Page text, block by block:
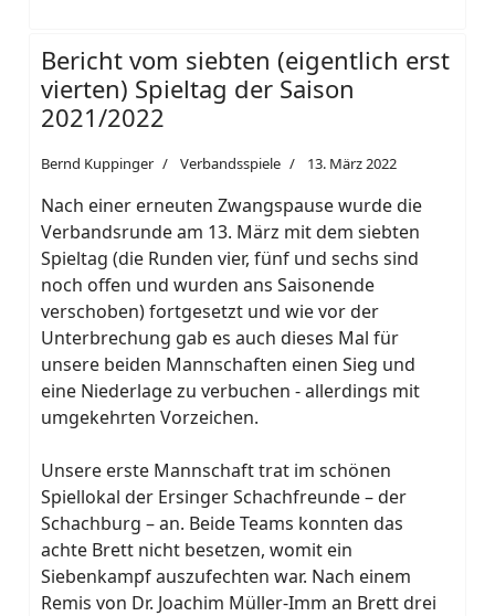
Bericht vom siebten (eigentlich erst
vierten) Spieltag der Saison
2021/2022
Bernd Kuppinger Verbandsspiele 13. März 2022
Nach einer erneuten Zwangspause wurde die
Verbandsrunde am 13. März mit dem siebten
Spieltag (die Runden vier, fünf und sechs sind
noch offen und wurden ans Saisonende
verschoben) fortgesetzt und wie vor der
Unterbrechung gab es auch dieses Mal für
unsere beiden Mannschaften einen Sieg und
eine Niederlage zu verbuchen - allerdings mit
umgekehrten Vorzeichen.
Unsere erste Mannschaft trat im schönen
Spiellokal der Ersinger Schachfreunde – der
Schachburg – an. Beide Teams konnten das
achte Brett nicht besetzen, womit ein
Siebenkampf auszufechten war. Nach einem
Remis von Dr. Joachim Müller-Imm an Brett drei